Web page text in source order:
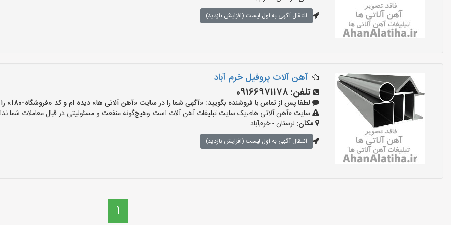
انتقال آگهی به اول لیست (افزایش بازدید)
آهن آلات پروفیل خرم آباد
تلفن: 09166971178
لطفا پس از تماس با فروشنده بگویید: «آگهی شما را در سایت «آهن آلاتی ها» دیده ام و کد «فروشگاه-180» را اعلام کنید»
سایت «آهن آلاتی ها»،یک سایت تبلیغات آهن آلات است وهیچ‌گونه منفعت و مسئولیتی در قبال معاملات شما
مکان: لرستان - خرم‌آباد
انتقال آگهی به اول لیست (افزایش بازدید)
1